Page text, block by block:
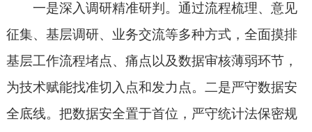
一是深入调研精准研判。通过流程梳理、意见
征集、基层调研、业务交流等多种方式，全面摸排
基层工作流程堵点、痛点以及数据审核薄弱环节，
为技术赋能找准切入点和发力点。二是严守数据安
全底线。把数据安全置于首位，严守统计法保密规